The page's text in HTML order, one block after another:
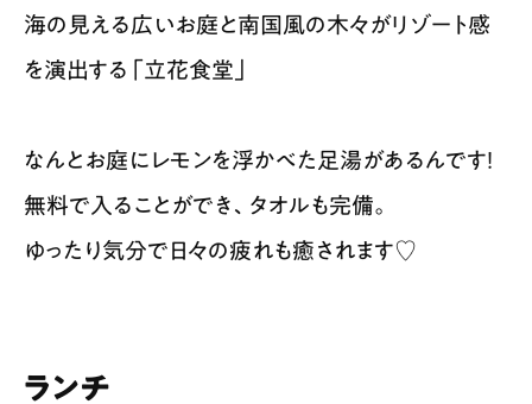
海の見える広いお庭と南国風の木々がリゾート感
を演出する「立花食堂」
なんとお庭にレモンを浮かべた足湯があるんです！
無料で入ることができ、タオルも完備。
ゆったり気分で日々の疲れも癒されます♡
ランチ